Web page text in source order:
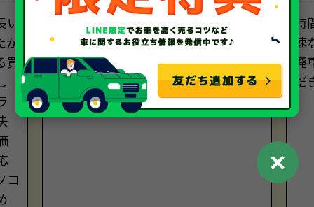
コ
オペレーターの方々は、電話対応も
メール対応も丁寧で正確でした。直
接会って話すわけではないのに、安心
してお任せできる信頼感がありまし
た。
✕